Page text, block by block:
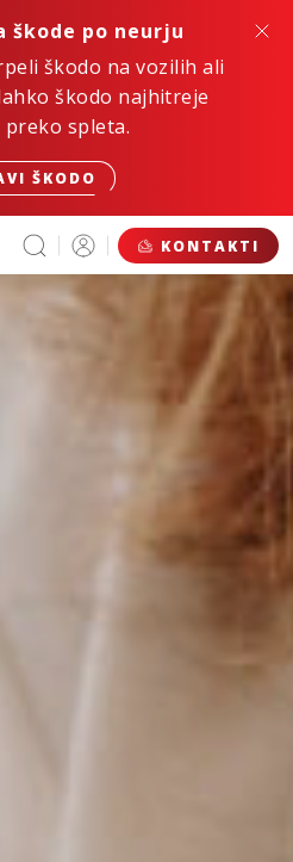
škode po neurju
škodo na vozilih ali
škodo najhitreje
spleta.
ŠKODO
KONTAKTI